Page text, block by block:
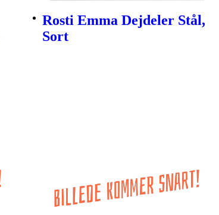
Rosti Emma Dejdeler Stål,
Sort